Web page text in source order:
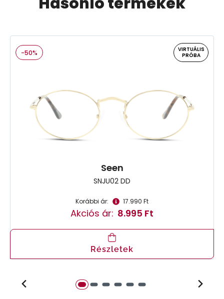
-50%
VIRTUÁLIS
PRÓBA
Seen
SNJU02 DD
Korábbi ár: 17.990 Ft
Akciós ár: 8.995 Ft
Részletek